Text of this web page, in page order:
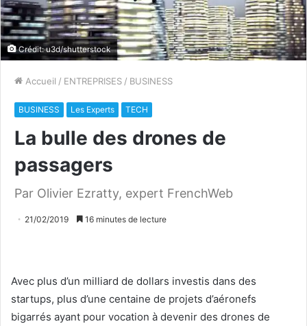
Crédit: u3d/shutterstock
Accueil / ENTREPRISES / BUSINESS
BUSINESS Les Experts TECH
La bulle des drones de
passagers
Par Olivier Ezratty, expert FrenchWeb
21/02/2019 16 minutes de lecture
Avec plus d’un milliard de dollars investis dans des
startups, plus d’une centaine de projets d’aéronefs
bigarrés ayant pour vocation à devenir des drones de